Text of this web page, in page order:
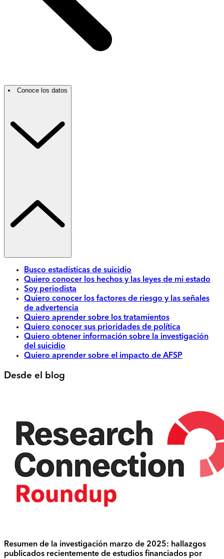
Conoce los datos
Busco estadísticas de suicidio
Quiero conocer los hechos y las leyes de mi estado
Soy periodista
Quiero conocer los factores de riesgo y las señales
de advertencia
Quiero aprender sobre los tratamientos
Quiero conocer sus prioridades de política
Quiero obtener información sobre la investigación
del suicidio
Quiero aprender sobre el impacto de AFSP
Desde el blog
Resumen de la investigación marzo de 2025: hallazgos
publicados recientemente de estudios financiados por